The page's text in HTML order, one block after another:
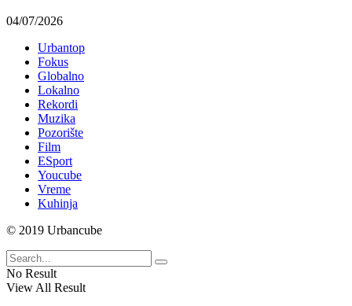
04/07/2026
Urbantop
Fokus
Globalno
Lokalno
Rekordi
Muzika
Pozorište
Film
ESport
Youcube
Vreme
Kuhinja
© 2019 Urbancube
No Result
View All Result